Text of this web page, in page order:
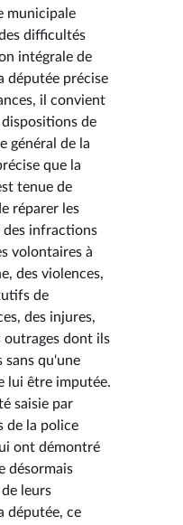
municipale
difficultés
intégrale de
députée précise
il convient
de
général de la
que la
tenue de
réparer les
des infractions
volontaires à
des violences,
de
des injures,
outrages dont ils
sans qu'une
lui être imputée.
saisie par
de la police
ont démontré
désormais
leurs
députée, ce